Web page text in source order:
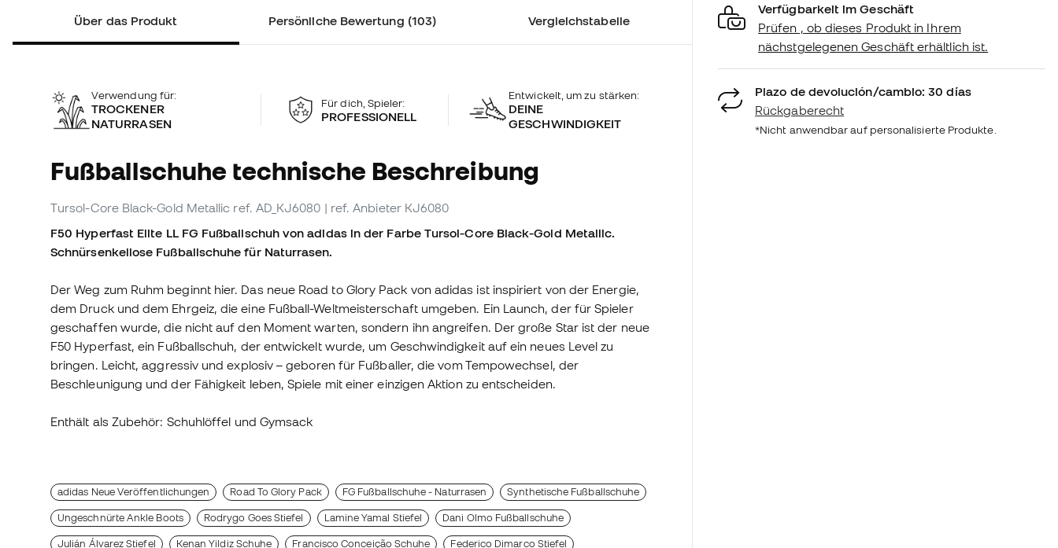
Über das Produkt Persönliche Bewertung (103) Vergleichstabelle
Verwendung für:
TROCKENER
NATURRASEN
Für dich, Spieler:
PROFESSIONELL
Entwickelt, um zu stärken:
DEINE
GESCHWINDIGKEIT
Fußballschuhe technische Beschreibung
Tursol-Core Black-Gold Metallic ref. AD_KJ6080 | ref. Anbieter KJ6080
F50 Hyperfast Elite LL FG Fußballschuh von adidas in der Farbe Tursol-Core Black-Gold Metallic.
Schnürsenkellose Fußballschuhe für Naturrasen.
Der Weg zum Ruhm beginnt hier. Das neue Road to Glory Pack von adidas ist inspiriert von der Energie,
dem Druck und dem Ehrgeiz, die eine Fußball-Weltmeisterschaft umgeben. Ein Launch, der für Spieler
geschaffen wurde, die nicht auf den Moment warten, sondern ihn angreifen. Der große Star ist der neue
F50 Hyperfast, ein Fußballschuh, der entwickelt wurde, um Geschwindigkeit auf ein neues Level zu
bringen. Leicht, aggressiv und explosiv – geboren für Fußballer, die vom Tempowechsel, der
Beschleunigung und der Fähigkeit leben, Spiele mit einer einzigen Aktion zu entscheiden.
Enthält als Zubehör: Schuhlöffel und Gymsack
adidas Neue Veröffentlichungen Road To Glory Pack FG Fußballschuhe - Naturrasen Synthetische Fußballschuhe
Ungeschnürte Ankle Boots Rodrygo Goes Stiefel Lamine Yamal Stiefel Dani Olmo Fußballschuhe
Julián Álvarez Stiefel Kenan Yildiz Schuhe Francisco Conceição Schuhe Federico Dimarco Stiefel
Verfügbarkeit im Geschäft
Prüfen , ob dieses Produkt in Ihrem
nächstgelegenen Geschäft erhältlich ist.
Plazo de devolución/cambio: 30 días
Rückgaberecht
*Nicht anwendbar auf personalisierte Produkte.